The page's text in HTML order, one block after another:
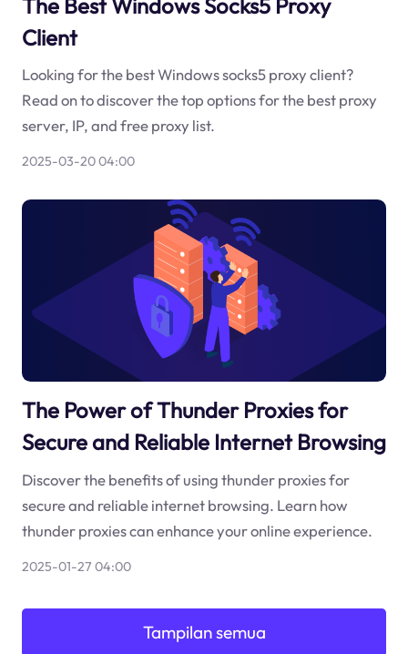
Client
Looking for the best Windows socks5 proxy client?
Read on to discover the top options for the best proxy
server, IP, and free proxy list.
2025-03-20 04:00
The Power of Thunder Proxies for
Secure and Reliable Internet Browsing
Discover the benefits of using thunder proxies for
secure and reliable internet browsing. Learn how
thunder proxies can enhance your online experience.
2025-01-27 04:00
Tampilan semua